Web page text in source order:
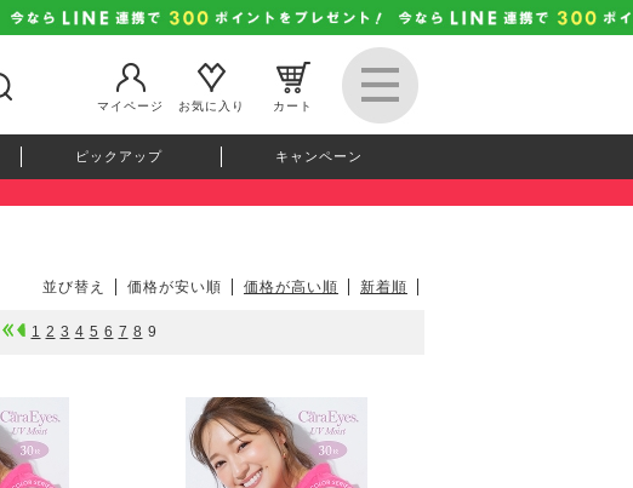
マイページ
お気に入り カート
ピックアップ キャンペーン
並び替え 価格が安い順 価格が高い順 新着順
1 2 3 4 5 6 7 8 9